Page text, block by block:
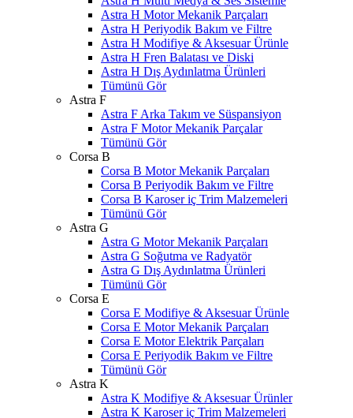
Astra H Motor Mekanik Parçaları
Astra H Periyodik Bakım ve Filtre
Astra H Modifiye & Aksesuar Ürünle
Astra H Fren Balatası ve Diski
Astra H Dış Aydınlatma Ürünleri
Tümünü Gör
Astra F
Astra F Arka Takım ve Süspansiyon
Astra F Motor Mekanik Parçalar
Tümünü Gör
Corsa B
Corsa B Motor Mekanik Parçaları
Corsa B Periyodik Bakım ve Filtre
Corsa B Karoser iç Trim Malzemeleri
Tümünü Gör
Astra G
Astra G Motor Mekanik Parçaları
Astra G Soğutma ve Radyatör
Astra G Dış Aydınlatma Ürünleri
Tümünü Gör
Corsa E
Corsa E Modifiye & Aksesuar Ürünle
Corsa E Motor Mekanik Parçaları
Corsa E Motor Elektrik Parçaları
Corsa E Periyodik Bakım ve Filtre
Tümünü Gör
Astra K
Astra K Modifiye & Aksesuar Ürünler
Astra K Karoser iç Trim Malzemeleri